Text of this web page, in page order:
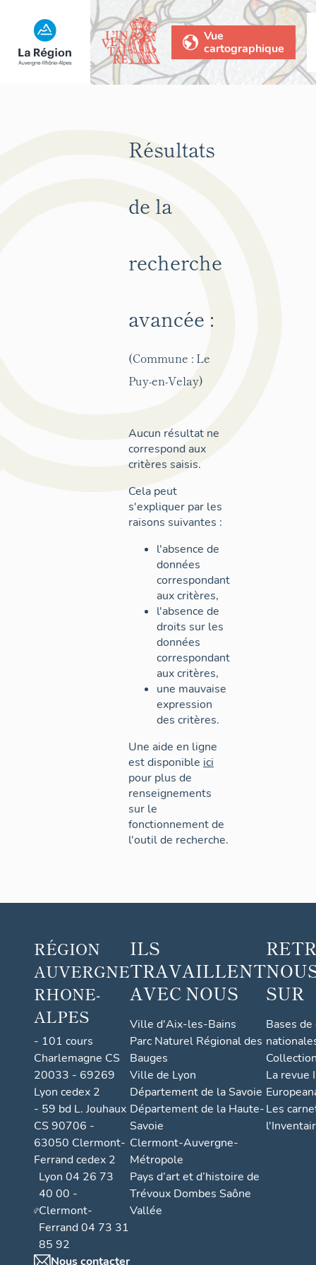
Vue
cartographique
Résultats
de la
recherche
avancée :
(Commune : Le
Puy-en-Velay)
Aucun résultat ne
correspond aux
critères saisis.
Cela peut
s'expliquer par les
raisons suivantes :
l'absence de
données
correspondant
aux critères,
l'absence de
droits sur les
données
correspondant
aux critères,
une mauvaise
expression
des critères.
Une aide en ligne
est disponible ici
pour plus de
renseignements
sur le
fonctionnement de
l'outil de recherche.
RÉGION
AUVERGNE
RHONE-
ALPES
- 101 cours
Charlemagne CS
20033 - 69269
Lyon cedex 2
- 59 bd L. Jouhaux
CS 90706 -
63050 Clermont-
Ferrand cedex 2
Lyon 04 26 73
40 00 -
Clermont-
Ferrand 04 73 31
85 92
Nous contacter
ILS
TRAVAILLENT
AVEC NOUS
Ville d'Aix-les-Bains
Parc Naturel Régional des
Bauges
Ville de Lyon
Département de la Savoie
Département de la Haute-
Savoie
Clermont-Auvergne-
Métropole
Pays d’art et d’histoire de
Trévoux Dombes Saône
Vallée
SUR
Bases
La revue
Les